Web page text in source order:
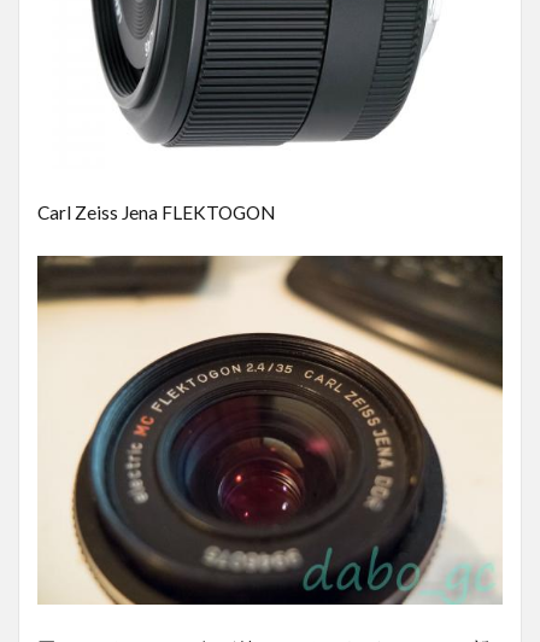
Carl Zeiss Jena FLEKTOGON